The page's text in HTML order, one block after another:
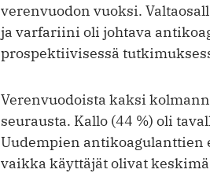
verenvuodon vuoksi.
ja varfa­riini oli johtava
prospektiivisessä
Verenvuodoista kaksi
seurausta. Kallo (44 %) oli
Uudempien antikoagulanttien
vaikka käyttäjät olivat